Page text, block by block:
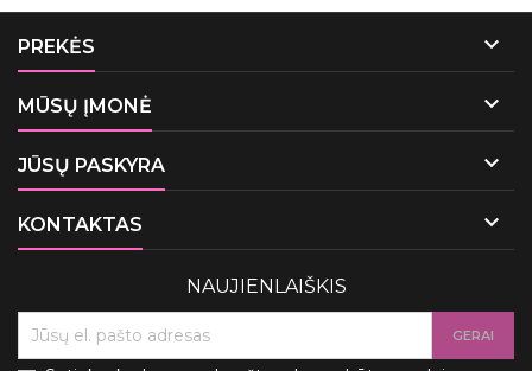
PREKĖS 
MŪSŲ ĮMONĖ 
JŪSŲ PASKYRA 
KONTAKTAS 
NAUJIENLAIŠKIS